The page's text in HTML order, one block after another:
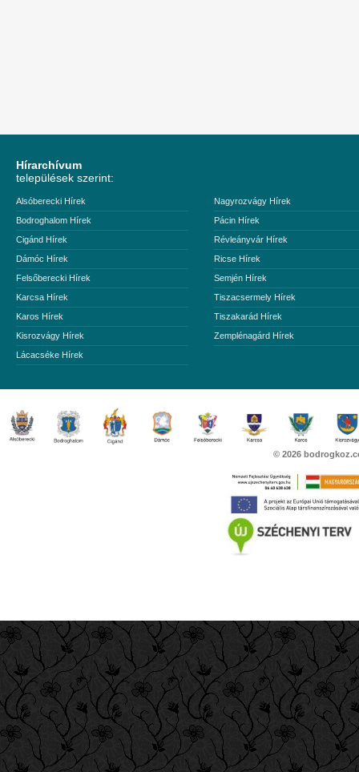
Hírarchívum
települések szerint:
Alsóberecki Hírek
Bodroghalom Hírek
Cigánd Hírek
Dámóc Hírek
Felsőberecki Hírek
Karcsa Hírek
Karos Hírek
Kisrozvágy Hírek
Lácacséke Hírek
Nagyrozvágy Hírek
Pácin Hírek
Révleányvár Hírek
Ricse Hírek
Semjén Hírek
Tiszacsermely Hírek
Tiszakarád Hírek
Zemplénagárd Hírek
© 2026